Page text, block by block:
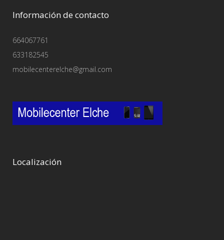
Información de contacto
664067761
633182545
mobilecenterelche@gmail.com
Localización